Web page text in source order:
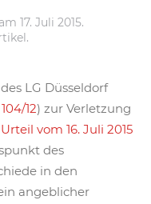
am 17. Juli 2015.
.
LG Düsseldorf
12) zur Verletzung
Urteil vom 16. Juli 2015
des
in den
angeblicher